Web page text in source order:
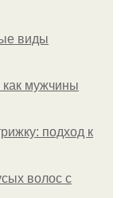
виды
как мужчины
подход к
волос с